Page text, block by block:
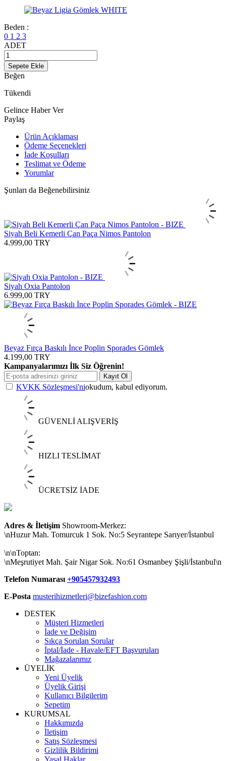
Beden :
0 1 2 3
ADET
Sepete Ekle
Beğen
Tükendi
Gelince Haber Ver
Paylaş
Ürün Açıklaması
Ödeme Seçenekleri
İade Koşulları
Teslimat ve Ödeme
Yorumlar
Şunları da Beğenebilirsiniz
Siyah Beli Kemerli Çan Paça Nimos Pantolon
4.999,00 TRY
Siyah Oxia Pantolon
6.999,00 TRY
Beyaz Fırça Baskılı İnce Poplin Sporades Gömlek
4.199,00 TRY
Kampanyalarımızı İlk Siz Öğrenin!
Kayıt Ol
KVKK Sözleşmesi'niokudum, kabul ediyorum.
GÜVENLİ ALIŞVERİŞ
HIZLI TESLİMAT
ÜCRETSİZ İADE
Adres & İletişim Showroom-Merkez:
\nHuzur Mah. Tomurcuk 1 Sok. No:5 Seyrantepe Sarıyer/İstanbul
\n\nToptan:
\nMeşrutiyet Mah. Şair Nigar Sok. No:61 Osmanbey Şişli/İstanbul\n
Telefon Numarası +905457932493
E-Posta musterihizmetleri@bizefashion.com
DESTEK
Müşteri Hizmetleri
İade ve Değişim
Sıkça Sorulan Sorular
İptal/İade - Havale/EFT Başvuruları
Mağazalarımız
ÜYELİK
Yeni Üyelik
Üyelik Girişi
Kullanıcı Bilgilerim
Sepetim
KURUMSAL
Hakkımızda
İletişim
Satış Sözleşmesi
Gizlilik Bildirimi
Yasal Haklar